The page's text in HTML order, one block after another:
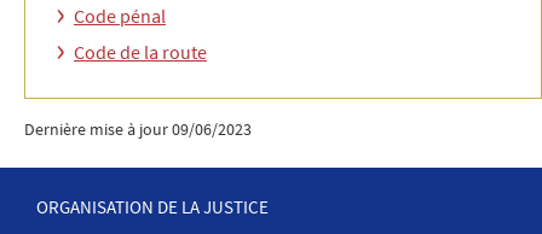
Code pénal
Code de la route
Dernière mise à jour09/06/2023
ORGANISATION DE LA JUSTICE